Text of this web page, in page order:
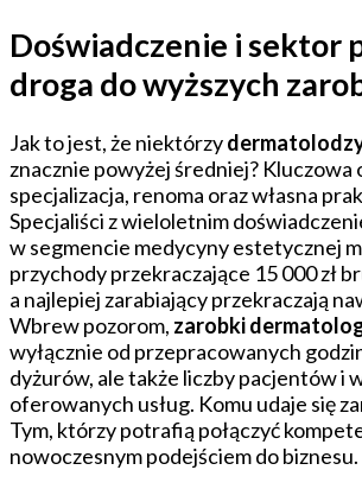
Doświadczenie i sektor
droga do wyższych
Jak to jest, że niektórzy
znacznie powyżej średniej? Kluczowa
specjalizacja, renoma oraz własna
Specjaliści z wieloletnim
w segmencie medycyny estetycznej
przychody przekraczające 15 000 zł
a najlepiej zarabiający przekraczają
Wbrew pozorom, zarobki
wyłącznie od przepracowanych
dyżurów, ale także liczby pacjentów i
oferowanych usług. Komu udaje się
Tym, którzy potrafią połączyć
nowoczesnym podejściem do biznesu.